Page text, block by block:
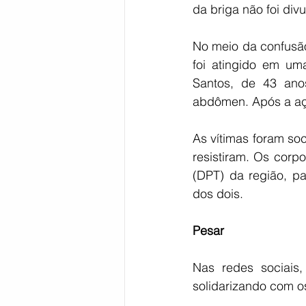
da briga não foi
No meio da
foi atingido em
Santos, de 43
abdômen. Após a
As vítimas foram
resistiram. Os
(DPT) da região,
dos dois.
Pesar
Nas redes
solidarizando com